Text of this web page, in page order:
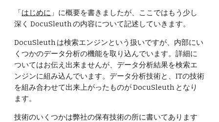
「はじめに 」に概要を書きましたが、ここではもう少し
深く DocuSleuth の内容について記述していきます。
DocuSleuth は検索エンジンという扱いですが、内部にい
くつかのデータ分析の機能を取り込んでいます。詳細に
ついてはお伝え出来ませんが、データ分析結果を検索エ
ンジンに組み込んでいます。データ分析技術と、ITの技術
を組み合わせて出来上がったものが DocuSleuth となり
ます。
技術のいくつかは弊社の保有技術の所に書いてあります